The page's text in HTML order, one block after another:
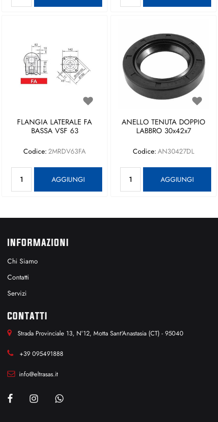
FLANGIA LATERALE FA
BASSA VSF 63
Codice: 2MRDV63FA
AGGIUNGI
ANELLO TENUTA DOPPIO
LABBRO 30x42x7
Codice: AN30427DL
AGGIUNGI
INFORMAZIONI
Chi Siamo
Contatti
Servizi
CONTATTI
Strada Provinciale 13, N°12, Motta Sant'Anastasia (CT) - 95040
+39 095491888
info@eltrasas.it